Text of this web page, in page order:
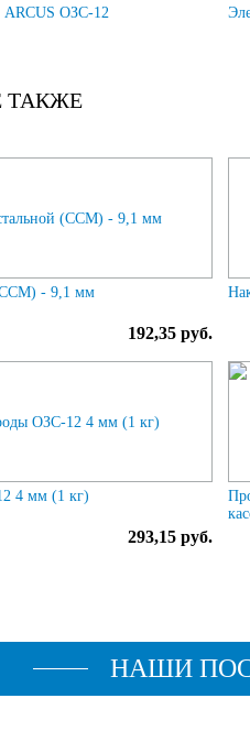
ОЗС-12
ТАКЖЕ
- 9,1 мм
192,35 руб.
4 мм (1 кг)
293,15 руб.
НАШИ